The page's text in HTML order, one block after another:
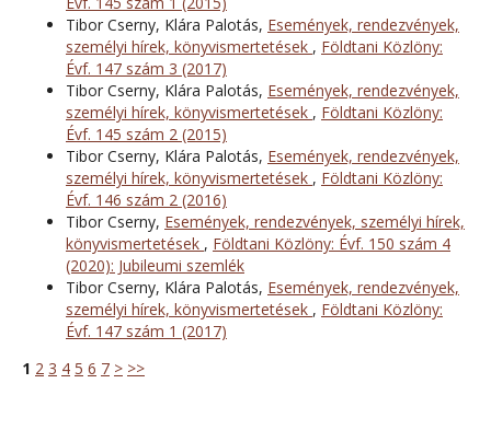
Tibor Cserny, Klára Palotás, Események, rendezvények,
személyi hírek, könyvismertetések , Földtani Közlöny:
Évf. 147 szám 3 (2017)
Tibor Cserny, Klára Palotás, Események, rendezvények,
személyi hírek, könyvismertetések , Földtani Közlöny:
Évf. 145 szám 2 (2015)
Tibor Cserny, Klára Palotás, Események, rendezvények,
személyi hírek, könyvismertetések , Földtani Közlöny:
Évf. 146 szám 2 (2016)
Tibor Cserny, Események, rendezvények, személyi hírek,
könyvismertetések , Földtani Közlöny: Évf. 150 szám 4
(2020): Jubileumi szemlék
Tibor Cserny, Klára Palotás, Események, rendezvények,
személyi hírek, könyvismertetések , Földtani Közlöny:
Évf. 147 szám 1 (2017)
1 2 3 4 5 6 7 > >>